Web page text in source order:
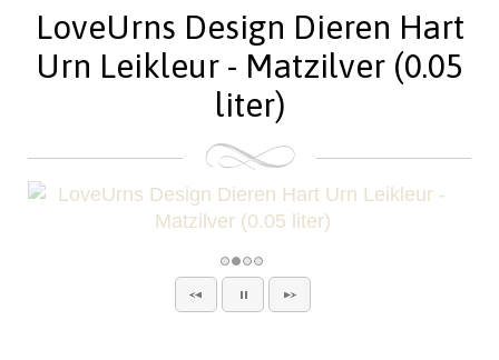
LoveUrns Design Dieren Hart
Urn Leikleur - Matzilver (0.05
liter)